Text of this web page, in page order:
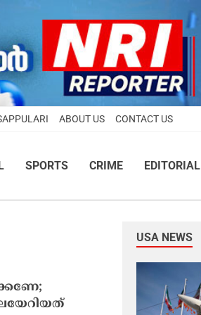
ABOUT US CONTACT US
SPORTS CRIME EDITORIAL
USA NEWS